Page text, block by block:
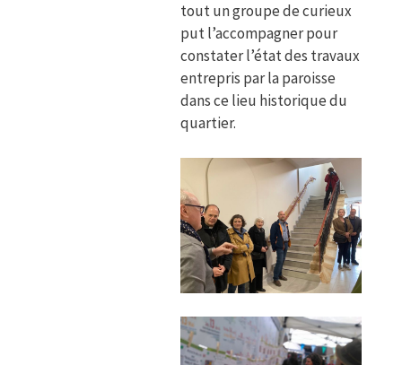
tout un groupe de curieux
put l’accompagner pour
constater l’état des travaux
entrepris par la paroisse
dans ce lieu historique du
quartier.